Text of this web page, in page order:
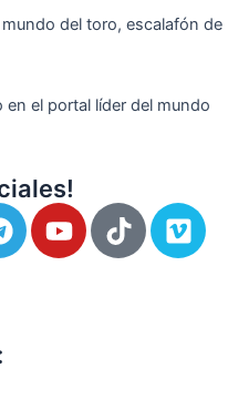
del toro, escalafón de
el portal líder del mundo
Y
o
T
i
V
i